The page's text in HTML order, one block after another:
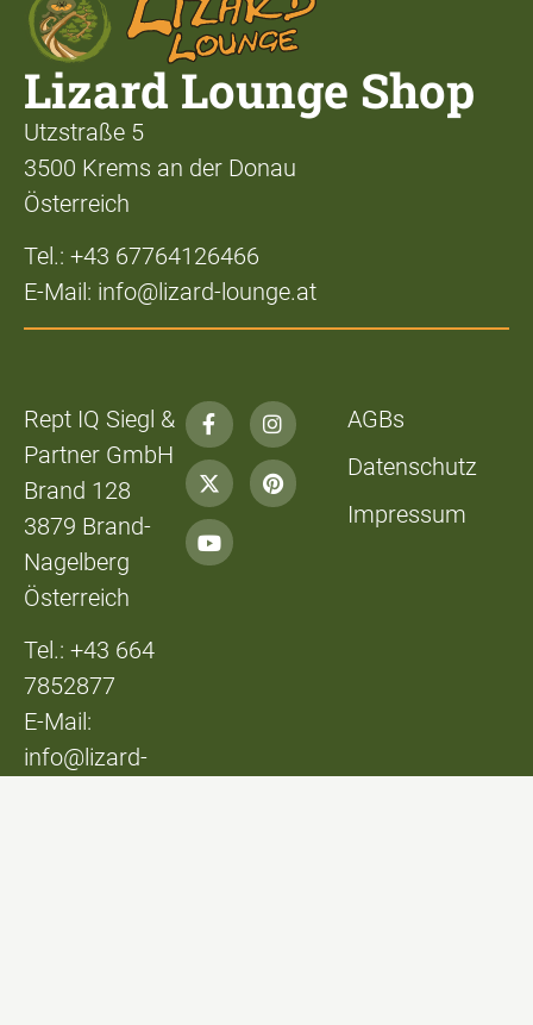
Lizard Lounge Shop
Utzstraße 5
3500 Krems an der Donau
Österreich
Tel.: +43 67764126466
E-Mail: info@lizard-lounge.at
Rept IQ Siegl &
Partner GmbH
Brand 128
3879 Brand-
Nagelberg
Österreich
Tel.: +43 664
7852877
E-Mail:
info@lizard-
AGBs
Datenschutz
Impressum